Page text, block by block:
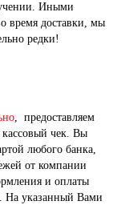
Иными
время доставки, мы
редки!
, предоставляем
кассовый чек. Вы
любого банка,
от компании
и оплаты
На указанный Вами